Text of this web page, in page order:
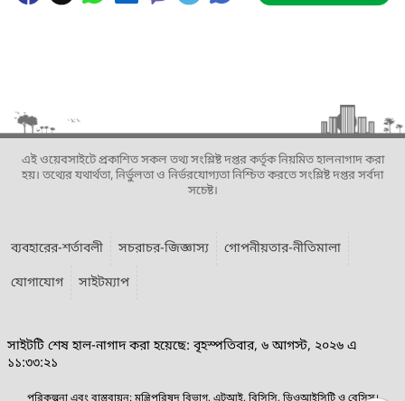
এই ওয়েবসাইটে প্রকাশিত সকল তথ্য সংশ্লিষ্ট দপ্তর কর্তৃক নিয়মিত হালনাগাদ করা
হয়। তথ্যের যথার্থতা, নির্ভুলতা ও নির্ভরযোগ্যতা নিশ্চিত করতে সংশ্লিষ্ট দপ্তর সর্বদা
সচেষ্ট।
ব্যবহারের-শর্তাবলী সচরাচর-জিজ্ঞাস্য
গোপনীয়তার-নীতিমালা
যোগাযোগ
সাইটম্যাপ
সাইটটি শেষ হাল-নাগাদ করা হয়েছে: বৃহস্পতিবার, ৬ আগস্ট, ২০২৬ এ
১১:৩৩:২১
পরিকল্পনা এবং বাস্তবায়ন: মন্ত্রিপরিষদ বিভাগ, এটুআই, বিসিসি, ডিওআইসিটি ও বেসিস।